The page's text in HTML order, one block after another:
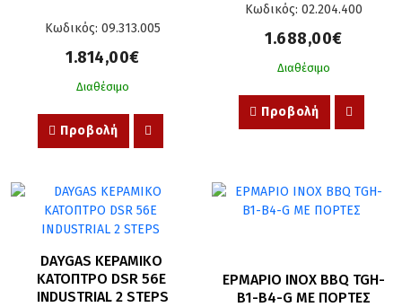
Κωδικός: 09.313.005
1.814,00€
Διαθέσιμο
Προβολή
Κωδικός: 02.204.400
1.688,00€
Διαθέσιμο
Προβολή
DAYGAS ΚΕΡΑΜΙΚΟ
ΚΑΤΟΠΤΡΟ DSR 56E
INDUSTRIAL 2 STEPS
ΕΡΜΑΡΙΟ INOX BBQ TGH-
B1-B4-G ΜΕ ΠΟΡΤΕΣ